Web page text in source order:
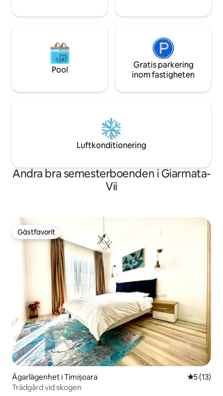
Pool
Gratis parkering
inom fastigheten
Luftkonditionering
Andra bra semesterboenden i Giarmata-
Vii
Gästfavorit
Gästfavorit
Ägarlägenhet i Timișoara 5 av 5 i
5 (13)
Trädgård vid skogen